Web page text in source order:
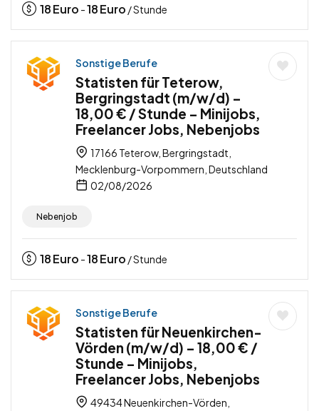
18Euro -18Euro / Stunde
Sonstige Berufe
Statisten für Teterow,
Bergringstadt (m/w/d) –
18,00 € / Stunde – Minijobs,
Freelancer Jobs, Nebenjobs
17166 Teterow, Bergringstadt,
Mecklenburg-Vorpommern, Deutschland
02/08/2026
Nebenjob
18Euro -18Euro / Stunde
Sonstige Berufe
Statisten für Neuenkirchen-
Vörden (m/w/d) – 18,00 € /
Stunde – Minijobs,
Freelancer Jobs, Nebenjobs
49434 Neuenkirchen-Vörden,